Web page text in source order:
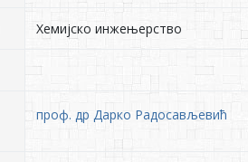
Хемијско инжењерство
проф. др Дарко Радосављевић